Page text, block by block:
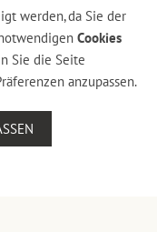
werden, da Sie der
Cookies
Sie die Seite
anzupassen.